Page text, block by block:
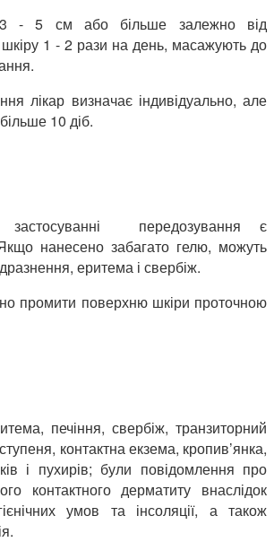
- 5 см або більше залежно від
1 - 2 рази на день, масажують до
лікар визначає індивідуально, але
10 діб.
передозування є
нанесено забагато гелю, можуть
еритема і свербіж.
промити поверхню шкіри проточною
печіння, свербіж, транзиторний
контактна екзема, кропив’янка,
і пухирів; були повідомлення про
контактного дерматиту внаслідок
умов та інсоляції, а також